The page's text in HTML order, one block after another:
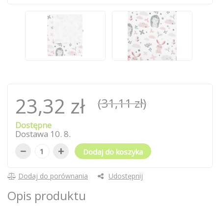
23,32 zł (31,11 zł)
Dostępne
Dostawa 10. 8.
− + Dodaj do koszyka
Dodaj do porównania Udostępnij
Opis produktu